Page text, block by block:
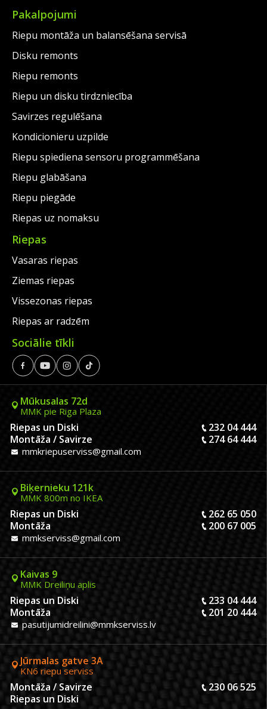
Pakalpojumi
Riepu montāža un balansēšana servisā
Disku remonts
Riepu remonts
Riepu un disku tirdzniecība
Savirzes regulēšana
Kondicionieru uzpilde
Riepu spiediena sensoru programmēšana
Riepu glabāšana
Riepu piegāde
Riepas uz nomaksu
Riepas
Vasaras riepas
Ziemas riepas
Vissezonas riepas
Riepas ar radzēm
Sociālie tīkli
Mūkusalas 72d
MMK pie Riga Plaza
Riepas un Diski
232 04 444
Montāža / Savirze
274 64 444
mmkriepuserviss@gmail.com
Biķernieku 121k
MMK 800m no IKEA
Riepas un Diski
262 65 050
Montāža
200 67 005
mmkserviss@gmail.com
Kaivas 9
MMK Dreiliņu aplis
Riepas un Diski
233 04 444
Montāža
201 20 444
pasutijumidreilini@mmkserviss.lv
Jūrmalas gatve 3A
KN6 riepu serviss
Montāža / Savirze
230 06 525
Riepas un Diski